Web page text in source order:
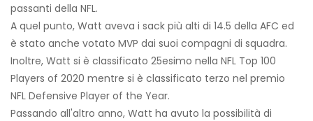
passanti della NFL.
A quel punto, Watt aveva i sack più alti di 14.5 della AFC ed
è stato anche votato MVP dai suoi compagni di squadra.
Inoltre, Watt si è classificato 25esimo nella NFL Top 100
Players of 2020 mentre si è classificato terzo nel premio
NFL Defensive Player of the Year.
Passando all'altro anno, Watt ha avuto la possibilità di